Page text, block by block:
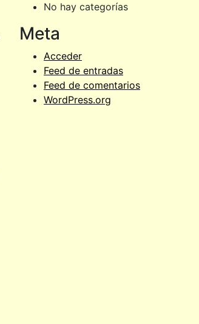
No hay categorías
Meta
Acceder
Feed de entradas
Feed de comentarios
WordPress.org